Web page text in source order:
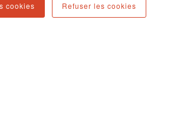
cookies Refuser les cookies